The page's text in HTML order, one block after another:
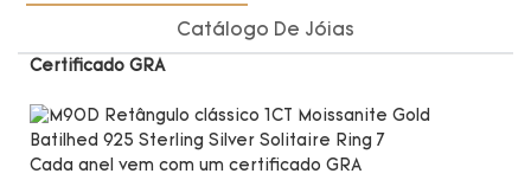
Catálogo De Jóias
Certificado GRA
Cada anel vem com um certificado GRA